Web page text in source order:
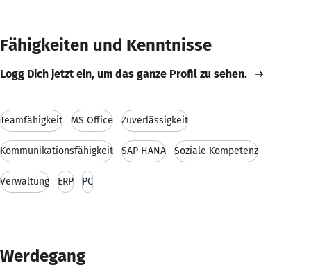
Fähigkeiten und Kenntnisse
Logg Dich jetzt ein, um das ganze Profil zu sehen.
Teamfähigkeit MS Office Zuverlässigkeit
Kommunikationsfähigkeit SAP HANA Soziale Kompetenz
Verwaltung ERP PC
Werdegang